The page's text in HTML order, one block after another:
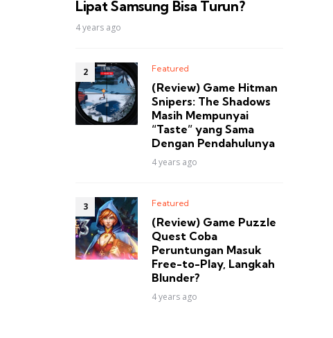
Lipat Samsung Bisa Turun?
4 years ago
Featured
(Review) Game Hitman
Snipers: The Shadows
Masih Mempunyai
“Taste” yang Sama
Dengan Pendahulunya
4 years ago
Featured
(Review) Game Puzzle
Quest Coba
Peruntungan Masuk
Free-to-Play, Langkah
Blunder?
4 years ago